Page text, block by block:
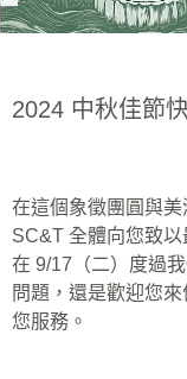
2024 中秋佳節
在這個象徵團圓與美
SC&T 全體向您致
在 9/17（二）度過
問題，還是歡迎您
您服務。